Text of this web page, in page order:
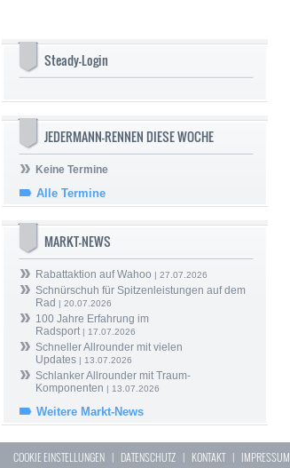
Steady-Login
JEDERMANN-RENNEN DIESE WOCHE
Keine Termine
Alle Termine
MARKT-NEWS
Rabattaktion auf Wahoo | 27.07.2026
Schnürschuh für Spitzenleistungen auf dem
Rad | 20.07.2026
100 Jahre Erfahrung im
Radsport| 17.07.2026
Schneller Allrounder mit vielen
Updates | 13.07.2026
Schlanker Allrounder mit Traum-
Komponenten | 13.07.2026
Weitere Markt-News
COOKIE EINSTELLUNGEN | DATENSCHUTZ | KONTAKT| IMPRESSUM